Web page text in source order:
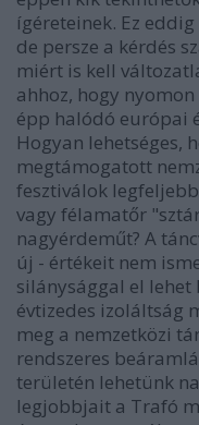
ígéreteinek. Ez
de persze a kérdés
miért is kell
ahhoz, hogy
épp halódó európai
Hogyan lehetséges,
megtámogatott
fesztiválok
vagy félamatőr
nagyérdeműt? A
új - értékeit nem
silánysággal el
évtizedes izoláltság
meg a nemzetközi
rendszeres
területén lehetünk
legjobbjait a Trafó